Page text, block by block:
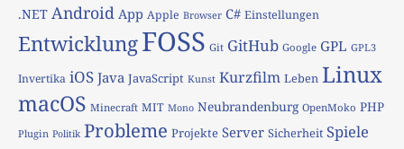
.NET Android App Apple Browser C# Einstellungen
EntwicklungFOSS Git GitHub Google GPL GPL3
Invertika iOS Java JavaScript Kunst Kurzfilm Leben Linux
macOS Minecraft MIT Mono Neubrandenburg OpenMoko PHP
Plugin Politik Probleme Projekte Server Sicherheit Spiele